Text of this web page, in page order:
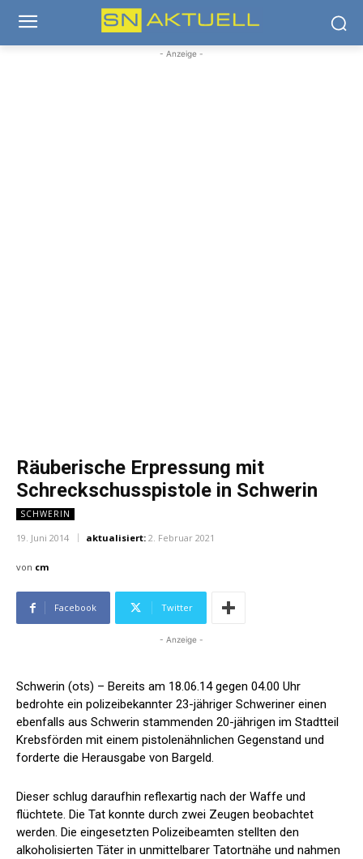
- Anzeige -
Räuberische Erpressung mit
Schreckschusspistole in Schwerin
SCHWERIN
19. Juni 2014 aktualisiert: 2. Februar 2021
von cm
Facebook Twitter
- Anzeige -
Schwerin (ots) – Bereits am 18.06.14 gegen 04.00 Uhr
bedrohte ein polizeibekannter 23-jähriger Schweriner einen
ebenfalls aus Schwerin stammenden 20-jährigen im Stadtteil
Krebsförden mit einem pistolenähnlichen Gegenstand und
forderte die Herausgabe von Bargeld.
Dieser schlug daraufhin reflexartig nach der Waffe und
flüchtete. Die Tat konnte durch zwei Zeugen beobachtet
werden. Die eingesetzten Polizeibeamten stellten den
alkoholisierten Täter in unmittelbarer Tatortnähe und nahmen